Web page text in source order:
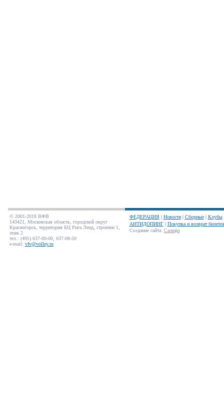
© 2001-2018 ВФВ
143421, Московская область, городской округ
Красногорск, территория БЦ Рига Ленд, строение 1,
этаж 2
тел.: (495) 637-00-00, 637-08-50
e-mail: vfv@volley.ru
ФЕДЕРАЦИЯ| Новости| Сборные| Клубы
АНТИДОПИНГ| Покупка и возврат
Создание сайта: Салюдо